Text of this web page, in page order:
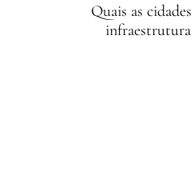
Quais as
infraestrutura